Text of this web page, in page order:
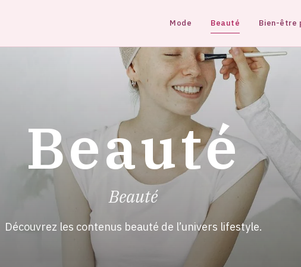
Mode Beauté Bien-être
Beauté
Beauté
Découvrez les contenus beauté de l’univers lifestyle.